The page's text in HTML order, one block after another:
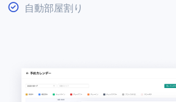
自動部屋割り